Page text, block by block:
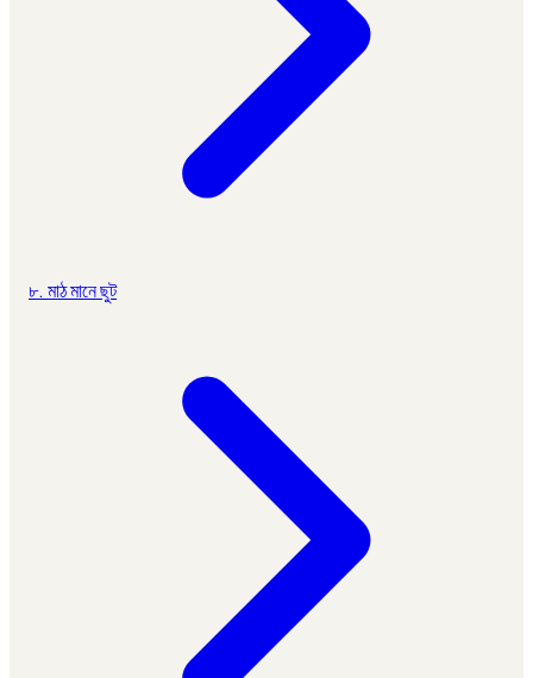
৮. মাঠ মানে ছুট